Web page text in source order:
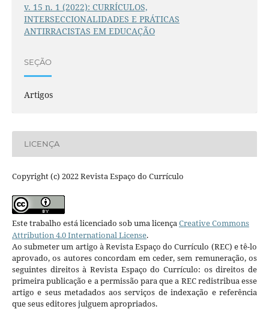
v. 15 n. 1 (2022): CURRÍCULOS,
INTERSECCIONALIDADES E PRÁTICAS
ANTIRRACISTAS EM EDUCAÇÃO
SEÇÃO
Artigos
LICENÇA
Copyright (c) 2022 Revista Espaço do Currículo
Este trabalho está licenciado sob uma licençaCreative Commons
Attribution 4.0 International License.
Ao submeter um artigo à Revista Espaço do Currículo (REC) e tê-lo
aprovado, os autores concordam em ceder, sem remuneração, os
seguintes direitos à Revista Espaço do Currículo: os direitos de
primeira publicação e a permissão para que a REC redistribua esse
artigo e seus metadados aos serviços de indexação e referência
que seus editores julguem apropriados.